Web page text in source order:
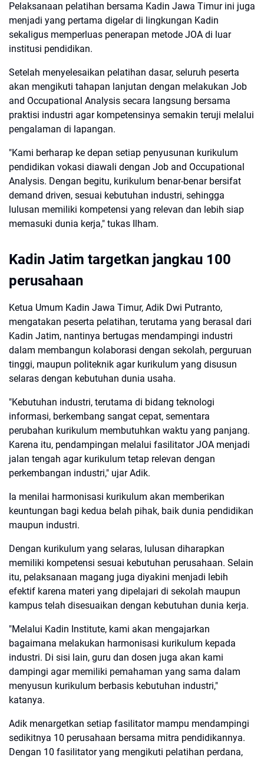
Pelaksanaan pelatihan bersama Kadin Jawa Timur ini juga
menjadi yang pertama digelar di lingkungan Kadin
sekaligus memperluas penerapan metode JOA di luar
institusi pendidikan.
Setelah menyelesaikan pelatihan dasar, seluruh peserta
akan mengikuti tahapan lanjutan dengan melakukan Job
and Occupational Analysis secara langsung bersama
praktisi industri agar kompetensinya semakin teruji melalui
pengalaman di lapangan.
"Kami berharap ke depan setiap penyusunan kurikulum
pendidikan vokasi diawali dengan Job and Occupational
Analysis. Dengan begitu, kurikulum benar-benar bersifat
demand driven, sesuai kebutuhan industri, sehingga
lulusan memiliki kompetensi yang relevan dan lebih siap
memasuki dunia kerja," tukas Ilham.
Kadin Jatim targetkan jangkau 100
perusahaan
Ketua Umum Kadin Jawa Timur, Adik Dwi Putranto,
mengatakan peserta pelatihan, terutama yang berasal dari
Kadin Jatim, nantinya bertugas mendampingi industri
dalam membangun kolaborasi dengan sekolah, perguruan
tinggi, maupun politeknik agar kurikulum yang disusun
selaras dengan kebutuhan dunia usaha.
"Kebutuhan industri, terutama di bidang teknologi
informasi, berkembang sangat cepat, sementara
perubahan kurikulum membutuhkan waktu yang panjang.
Karena itu, pendampingan melalui fasilitator JOA menjadi
jalan tengah agar kurikulum tetap relevan dengan
perkembangan industri," ujar Adik.
Ia menilai harmonisasi kurikulum akan memberikan
keuntungan bagi kedua belah pihak, baik dunia pendidikan
maupun industri.
Dengan kurikulum yang selaras, lulusan diharapkan
memiliki kompetensi sesuai kebutuhan perusahaan. Selain
itu, pelaksanaan magang juga diyakini menjadi lebih
efektif karena materi yang dipelajari di sekolah maupun
kampus telah disesuaikan dengan kebutuhan dunia kerja.
"Melalui Kadin Institute, kami akan mengajarkan
bagaimana melakukan harmonisasi kurikulum kepada
industri. Di sisi lain, guru dan dosen juga akan kami
dampingi agar memiliki pemahaman yang sama dalam
menyusun kurikulum berbasis kebutuhan industri,"
katanya.
Adik menargetkan setiap fasilitator mampu mendampingi
sedikitnya 10 perusahaan bersama mitra pendidikannya.
Dengan 10 fasilitator yang mengikuti pelatihan perdana,